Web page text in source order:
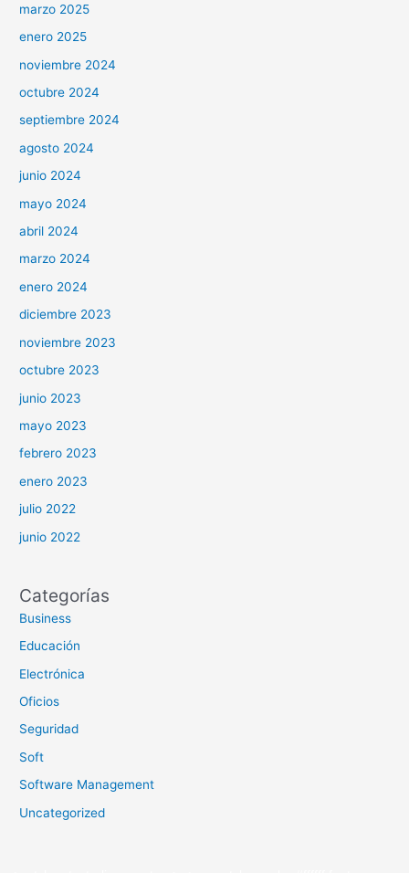
marzo 2025
enero 2025
noviembre 2024
octubre 2024
septiembre 2024
agosto 2024
junio 2024
mayo 2024
abril 2024
marzo 2024
enero 2024
diciembre 2023
noviembre 2023
octubre 2023
junio 2023
mayo 2023
febrero 2023
enero 2023
julio 2022
junio 2022
Categorías
Business
Educación
Electrónica
Oficios
Seguridad
Soft
Software Management
Uncategorized